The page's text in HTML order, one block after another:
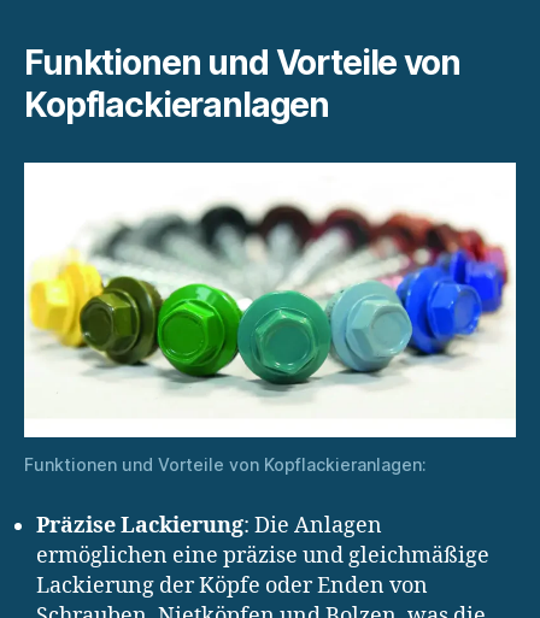
Funktionen und Vorteile von
Kopflackieranlagen
Funktionen und Vorteile von Kopflackieranlagen:
Präzise Lackierung: Die Anlagen
ermöglichen eine präzise und gleichmäßige
Lackierung der Köpfe oder Enden von